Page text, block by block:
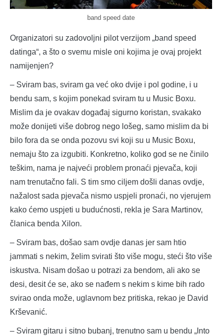
band speed date
Organizatori su zadovoljni pilot verzijom „band speed
datinga“, a što o svemu misle oni kojima je ovaj projekt
namijenjen?
– Sviram bas, sviram ga već oko dvije i pol godine, i u
bendu sam, s kojim ponekad sviram tu u Music Boxu.
Mislim da je ovakav događaj sigurno koristan, svakako
može donijeti više dobrog nego lošeg, samo mislim da bi
bilo fora da se onda pozovu svi koji su u Music Boxu,
nemaju što za izgubiti. Konkretno, koliko god se ne činilo
teškim, nama je najveći problem pronaći pjevača, koji
nam trenutačno fali. S tim smo ciljem došli danas ovdje,
nažalost sada pjevača nismo uspjeli pronaći, no vjerujem
kako ćemo uspjeti u budućnosti, rekla je Sara Martinov,
članica benda Xilon.
– Sviram bas, došao sam ovdje danas jer sam htio
jammati s nekim, želim svirati što više mogu, steći što više
iskustva. Nisam došao u potrazi za bendom, ali ako se
desi, desit će se, ako se nađem s nekim s kime bih rado
svirao onda može, uglavnom bez pritiska, rekao je David
Krševanić.
– Sviram gitaru i sitno bubanj, trenutno sam u bendu „Into